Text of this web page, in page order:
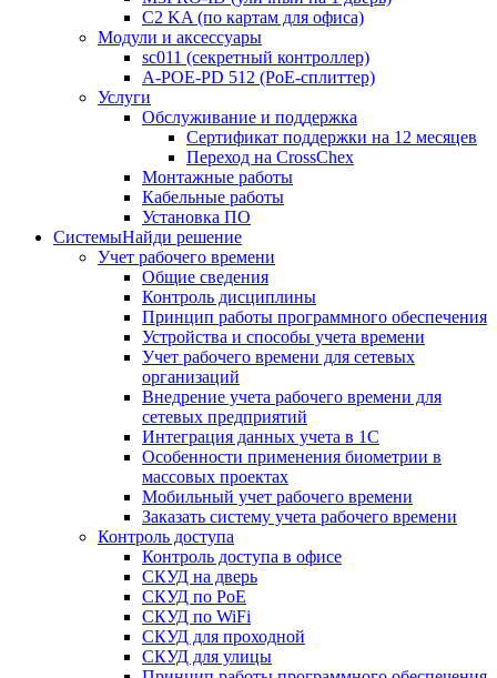
C2 KA (по картам для офиса)
Модули и аксессуары
sc011 (секретный контроллер)
A-POE-PD 512 (PoE-сплиттер)
Услуги
Обслуживание и поддержка
Сертификат поддержки на 12 месяцев
Переход на CrossChex
Монтажные работы
Кабельные работы
Установка ПО
СистемыНайди решение
Учет рабочего времени
Общие сведения
Контроль дисциплины
Принцип работы программного обеспечения
Устройства и способы учета времени
Учет рабочего времени для сетевых
организаций
Внедрение учета рабочего времени для
сетевых предприятий
Интеграция данных учета в 1С
Особенности применения биометрии в
массовых проектах
Мобильный учет рабочего времени
Заказать систему учета рабочего времени
Контроль доступа
Контроль доступа в офисе
СКУД на дверь
СКУД по PoE
СКУД по WiFi
СКУД для проходной
СКУД для улицы